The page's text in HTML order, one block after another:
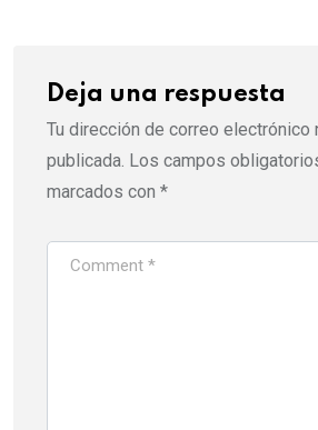
Deja una respuesta
Tu dirección de correo electrónico
publicada. Los campos
marcados con *